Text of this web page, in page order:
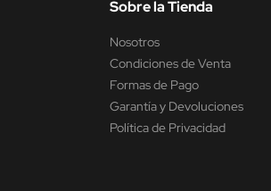
Sobre la Tienda
Nosotros
Condiciones de Venta
Formas de Pago
Garantía y Devoluciones
Política de Privacidad